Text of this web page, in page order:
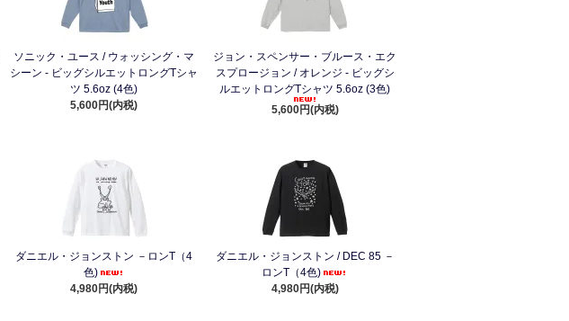
ソニック・ユース / ウォッシング・マ
シーン - ビッグシルエットロングTシャ
ツ 5.6oz (4色)
5,600円(内税)
ジョン・スペンサー・ブルース・エク
スプロージョン / オレンジ - ビッグシ
ルエットロングTシャツ 5.6oz (3色)
5,600円(内税)
ダニエル・ジョンストン －ロンT（4
色)
4,980円(内税)
ダニエル・ジョンストン / DEC 85 －
ロンT（4色)
4,980円(内税)